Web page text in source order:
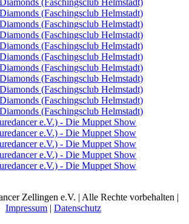
Zellingen e.V. | Alle Rechte vorbehalten |
Impressum | Datenschutz